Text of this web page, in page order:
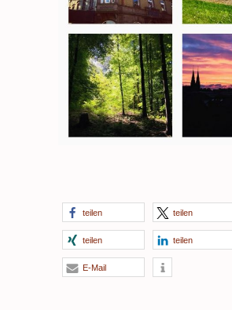
teilen teilen
teilen teilen
E-Mail